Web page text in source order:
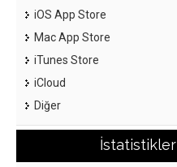
iOS App Store
Mac App Store
iTunes Store
iCloud
Diğer
İstatistikler